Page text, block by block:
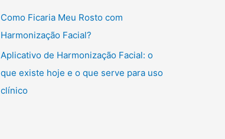
Como Ficaria Meu Rosto com
Harmonização Facial?
Aplicativo de Harmonização Facial: o
que existe hoje e o que serve para uso
clínico